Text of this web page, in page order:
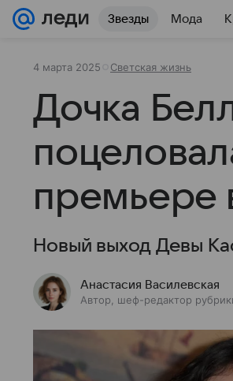
Звезды Мода
4 марта 2025 Светская жизнь
Дочка
премьере
Новый выход Девы
Анастасия Василевская
Автор, шеф-редактор